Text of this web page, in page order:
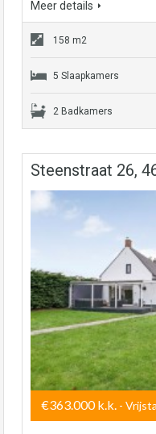
Meer details
158 m2
5 Slaapkamers
2 Badkamers
Steenstraat 26,
€363.000 k.k. -